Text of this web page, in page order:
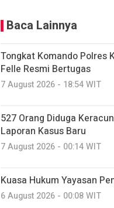
Baca Lainnya
Tongkat Komando Polres
Felle Resmi Bertugas
7 August 2026 - 18:54 WIT
527 Orang Diduga
Laporan Kasus Baru
7 August 2026 - 00:14 WIT
Kuasa Hukum Yayasan
6 August 2026 - 00:08 WIT